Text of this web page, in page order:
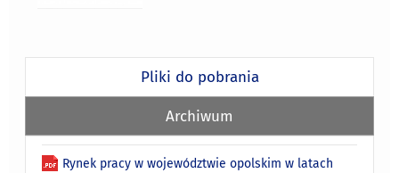
Pliki do pobrania
Archiwum
Rynek pracy w województwie opolskim w latach